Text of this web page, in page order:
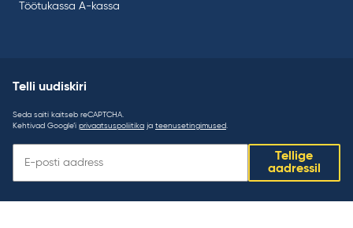
Töötukassa A-kassa
Telli uudiskiri
Seda saiti kaitseb reCAPTCHA.
Kehtivad Google’i privaatsuspoliitika ja teenusetingimused.
uudiskiri:
Tellige
aadressil